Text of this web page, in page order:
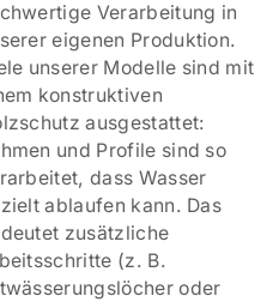
Verarbeitung in
eigenen Produktion.
unserer Modelle sind mit
konstruktiven
ausgestattet:
und Profile sind so
dass Wasser
ablaufen kann. Das
zusätzliche
(z. B.
oder